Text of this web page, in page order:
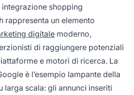
shopping
rappresenta un elemento
digitale moderno,
di raggiungere potenziali
e motori di ricerca. La
è l’esempio lampante della
larga scala: gli annunci inseriti